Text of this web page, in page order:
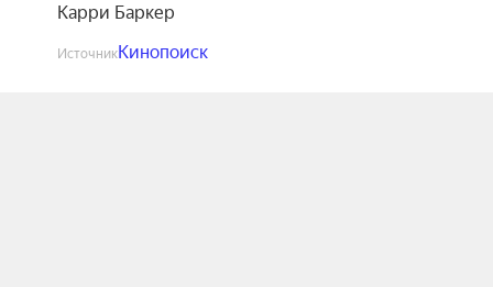
Карри Баркер
ИсточникКинопоиск